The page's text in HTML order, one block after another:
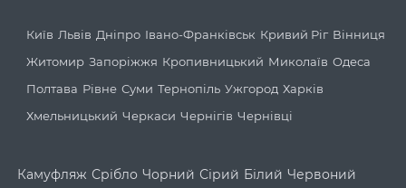
Київ Львів Дніпро Івано-Франківськ Кривий Ріг Вінниця
Житомир Запоріжжя Кропивницький Миколаїв Одеса
Полтава Рівне Суми Тернопіль Ужгород Харків
Хмельницький Черкаси Чернігів Чернівці
Камуфляж Срібло Чорний Сірий Білий Червоний